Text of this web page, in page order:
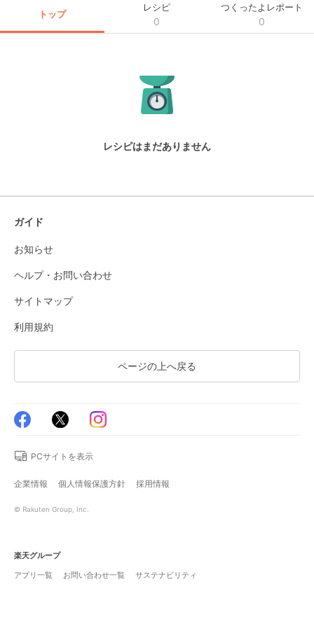
トップ
レシピ
0
つくったよレポート
0
レシピはまだありません
ガイド
お知らせ
ヘルプ・お問い合わせ
サイトマップ
利用規約
ページの上へ戻る
PCサイトを表示
企業情報 個人情報保護方針 採用情報
© Rakuten Group, Inc.
楽天グループ
アプリ一覧
お問い合わせ一覧 サステナビリティ